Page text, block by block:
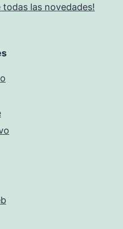
todas las novedades!